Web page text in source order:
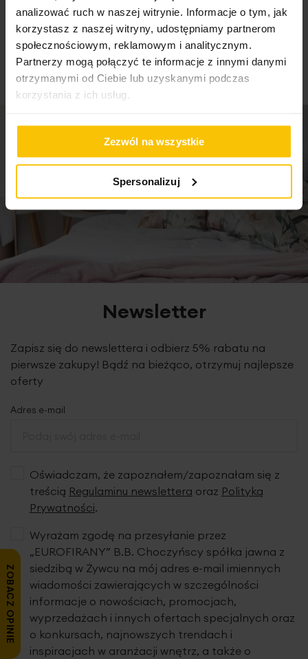
analizować ruch w naszej witrynie. Informacje o tym, jak
korzystasz z naszej witryny, udostępniamy partnerom
społecznościowym, reklamowym i analitycznym.
Partnerzy mogą połączyć te informacje z innymi danymi
otrzymanymi od Ciebie lub uzyskanymi podczas
korzystania z ich usług.
Zezwól na wszystkie
Spersonalizuj
dostawy
05-08-2026
05-08-2026
Newsletter
Zapisz się do newslettera i odbierz 5% rabatu na
pierwsze zakupy! Bądź na bieżąco, otrzymuj najlepsze
oferty
Adres e-mail
Oświadczam, że zapoznałem/zapoznałam się z
treścią Regulaminu newslettera oraz Polityką
Prywatności.
Wyrażam zgodę na przesyłanie przez
„EUROFIRANY” B.B. Choczyńscy spółka jawna z
siedzibą w Żywcu na mój adres e-mail imiennych
wiadomości zawierających w szczególności
informacje o nowościach, promocjach,
wyprzedażach i innych ofertach specjalnych oraz
o konkursach, najnowszych trendach i
inspiracjach w aranżacji wnętrz, a także o
ZOBACZ OPINIE